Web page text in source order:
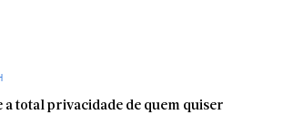
a total privacidade de quem quiser